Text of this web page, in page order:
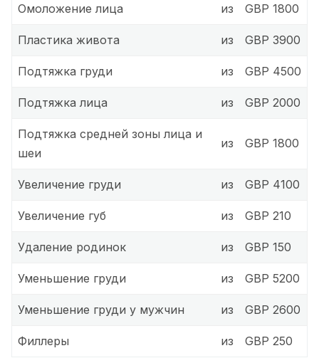
Омоложение лица из GBP 1800
Пластика живота из GBP 3900
Подтяжка груди из GBP 4500
Подтяжка лица из GBP 2000
Подтяжка средней зоны лица и
шеи
из GBP 1800
Увеличение груди из GBP 4100
Увеличение губ из GBP 210
Удаление родинок из GBP 150
Уменьшение груди из GBP 5200
Уменьшение груди у мужчин из GBP 2600
Филлеры из GBP 250